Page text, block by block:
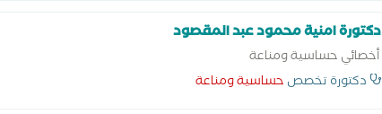
دكتورة امنية محمود عبد المقصود
أخصائي حساسية ومناعة
دكتورة تخصص حساسية ومناعة